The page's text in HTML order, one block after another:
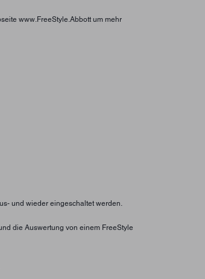
www.FreeStyle.Abbott um mehr
und wieder eingeschaltet werden.
die Auswertung von einem FreeStyle